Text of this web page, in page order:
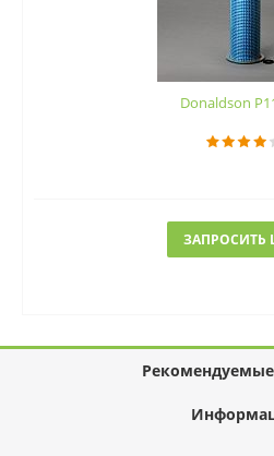
Donaldson
ЗАПРОСИТЬ